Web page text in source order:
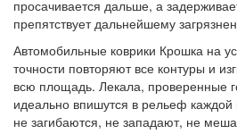
просачивается дальше, а
препятствует дальнейшему
Автомобильные коврики Крошка на
точности повторяют все контуры и
всю площадь. Лекала, проверенные
идеально впишутся в рельеф
не загибаются, не западают, не